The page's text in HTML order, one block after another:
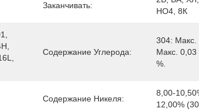
Заканчивать:
НО4, 8К
Содержание Углерода:
304: Макс.
Макс. 0,03
%.
Содержание Никеля:
8,00-
12,00%